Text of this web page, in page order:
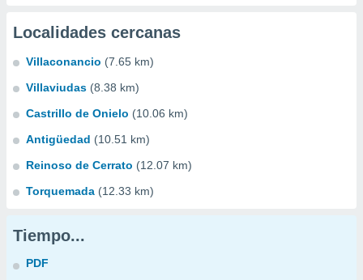
Localidades cercanas
Villaconancio (7.65 km)
Villaviudas (8.38 km)
Castrillo de Onielo (10.06 km)
Antigüedad (10.51 km)
Reinoso de Cerrato (12.07 km)
Torquemada (12.33 km)
Tiempo...
PDF